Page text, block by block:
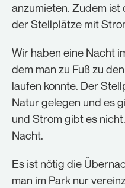
anzumieten. Zudem ist
der Stellplätze mit
Wir haben eine Nacht
dem man zu Fuß zu
laufen konnte. Der
Natur gelegen und es
und Strom gibt es
Nacht.
Es ist nötig die
man im Park nur